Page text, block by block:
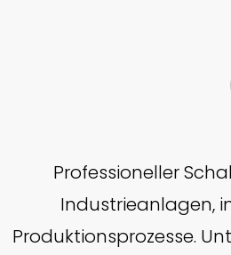
Professioneller
Industrieanlagen,
Produktionsprozesse.